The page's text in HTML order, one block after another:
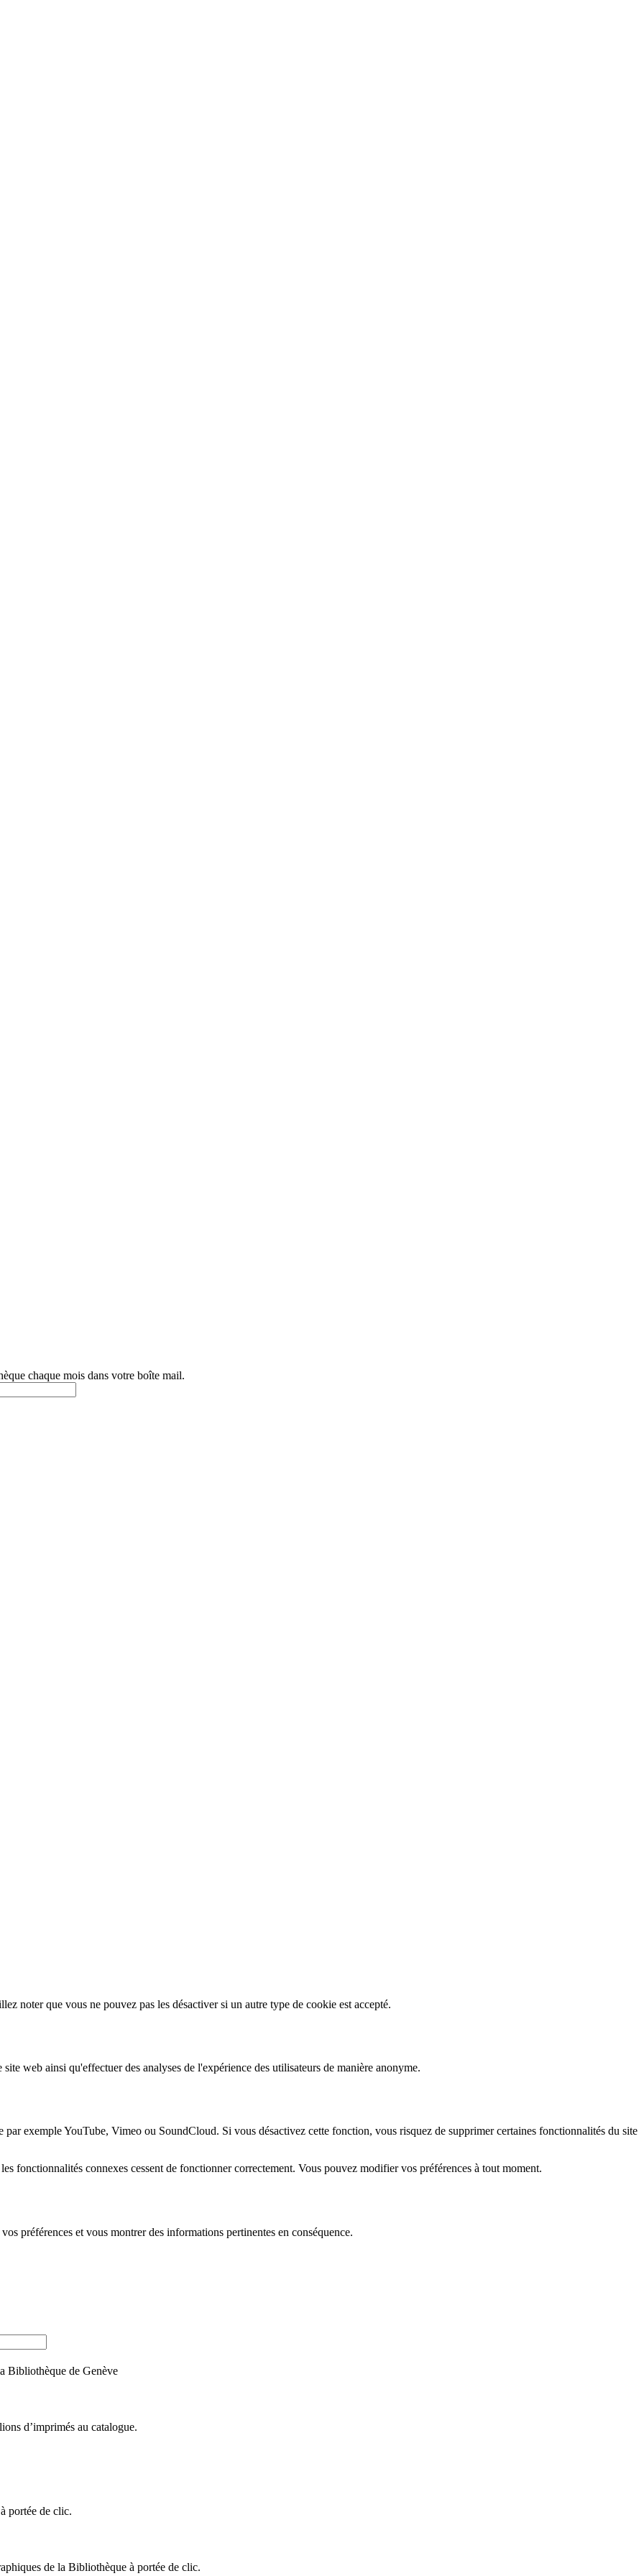
chaque mois dans votre boîte mail.
noter que vous ne pouvez pas les désactiver si un autre type de cookie est accepté.
web ainsi qu'effectuer des analyses de l'expérience des utilisateurs de manière anonyme.
exemple YouTube, Vimeo ou SoundCloud. Si vous désactivez cette fonction, vous risquez de supprimer certaines fonctionnalités du site
fonctionnalités connexes cessent de fonctionner correctement. Vous pouvez modifier vos préférences à tout moment.
préférences et vous montrer des informations pertinentes en conséquence.
Bibliothèque de Genève
d’imprimés au catalogue.
portée de clic.
de la Bibliothèque à portée de clic.